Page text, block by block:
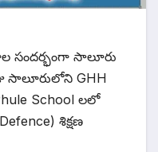
సాలూరు
సాలూరులోని GHH
School లలో
శిక్షణ